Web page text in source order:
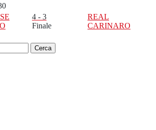
4 - 3
Finale
REAL
CARINARO